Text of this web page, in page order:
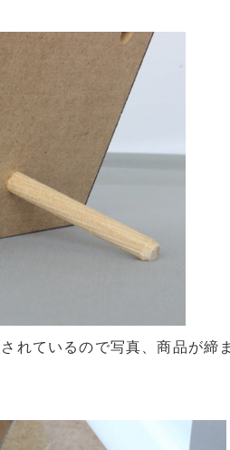
れているので写真、商品が締